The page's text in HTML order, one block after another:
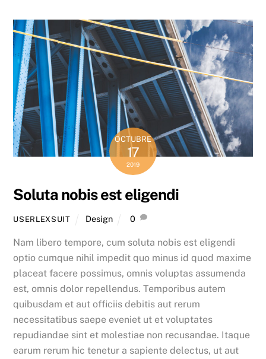
OCTUBRE
17
2019
Soluta nobis est eligendi
USERLEXSUIT Design 0
Nam libero tempore, cum soluta nobis est eligendi
optio cumque nihil impedit quo minus id quod maxime
placeat facere possimus, omnis voluptas assumenda
est, omnis dolor repellendus. Temporibus autem
quibusdam et aut officiis debitis aut rerum
necessitatibus saepe eveniet ut et voluptates
repudiandae sint et molestiae non recusandae. Itaque
earum rerum hic tenetur a sapiente delectus, ut aut